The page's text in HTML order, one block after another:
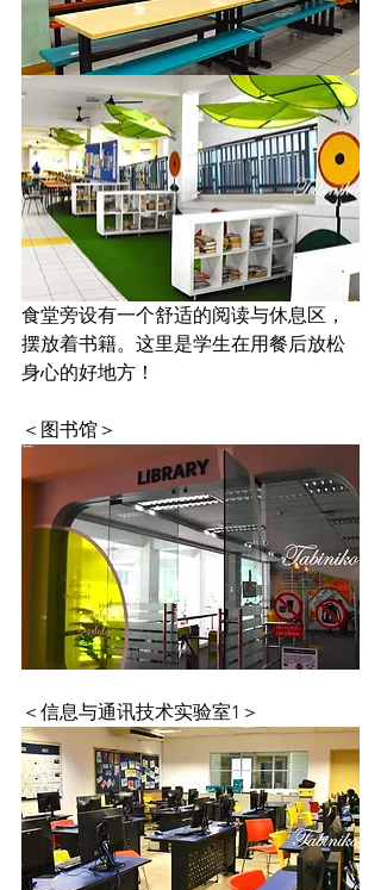
食堂旁设有一个舒适的阅读与休息区，
摆放着书籍。这里是学生在用餐后放松
身心的好地方！
＜图书馆＞
＜信息与通讯技术实验室1＞